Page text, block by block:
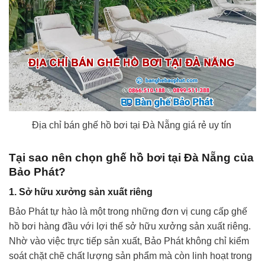
Địa chỉ bán ghế hồ bơi tại Đà Nẵng giá rẻ uy tín
Tại sao nên chọn ghế hồ bơi tại Đà Nẵng của
Bảo Phát?
1. Sở hữu xưởng sản xuất riêng
Bảo Phát tự hào là một trong những đơn vị cung cấp ghế
hồ bơi hàng đầu với lợi thế sở hữu xưởng sản xuất riêng.
Nhờ vào việc trực tiếp sản xuất, Bảo Phát không chỉ kiểm
soát chặt chẽ chất lượng sản phẩm mà còn linh hoạt trong